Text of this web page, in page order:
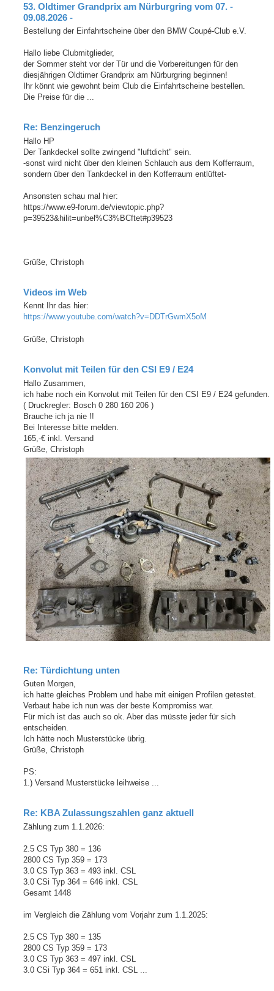
53. Oldtimer Grandprix am Nürburgring vom 07. -
09.08.2026 -
Bestellung der Einfahrtscheine über den BMW Coupé-Club e.V.
Hallo liebe Clubmitglieder,
der Sommer steht vor der Tür und die Vorbereitungen für den
diesjährigen Oldtimer Grandprix am Nürburgring beginnen!
Ihr könnt wie gewohnt beim Club die Einfahrtscheine bestellen.
Die Preise für die ...
Re: Benzingeruch
Hallo HP
Der Tankdeckel sollte zwingend "luftdicht" sein.
-sonst wird nicht über den kleinen Schlauch aus dem Kofferraum,
sondern über den Tankdeckel in den Kofferraum entlüftet-
Ansonsten schau mal hier:
https://www.e9-forum.de/viewtopic.php?
p=39523&hilit=unbel%C3%BCftet#p39523
Grüße, Christoph
Videos im Web
Kennt Ihr das hier:
https://www.youtube.com/watch?v=DDTrGwmX5oM
Grüße, Christoph
Konvolut mit Teilen für den CSI E9 / E24
Hallo Zusammen,
ich habe noch ein Konvolut mit Teilen für den CSI E9 / E24 gefunden.
( Druckregler: Bosch 0 280 160 206 )
Brauche ich ja nie !!
Bei Interesse bitte melden.
165,-€ inkl. Versand
Grüße, Christoph
Re: Türdichtung unten
Guten Morgen,
ich hatte gleiches Problem und habe mit einigen Profilen getestet.
Verbaut habe ich nun was der beste Kompromiss war.
Für mich ist das auch so ok. Aber das müsste jeder für sich
entscheiden.
Ich hätte noch Musterstücke übrig.
Grüße, Christoph
PS:
1.) Versand Musterstücke leihweise ...
Re: KBA Zulassungszahlen ganz aktuell
Zählung zum 1.1.2026:
2.5 CS Typ 380 = 136
2800 CS Typ 359 = 173
3.0 CS Typ 363 = 493 inkl. CSL
3.0 CSi Typ 364 = 646 inkl. CSL
Gesamt 1448
im Vergleich die Zählung vom Vorjahr zum 1.1.2025:
2.5 CS Typ 380 = 135
2800 CS Typ 359 = 173
3.0 CS Typ 363 = 497 inkl. CSL
3.0 CSi Typ 364 = 651 inkl. CSL ...